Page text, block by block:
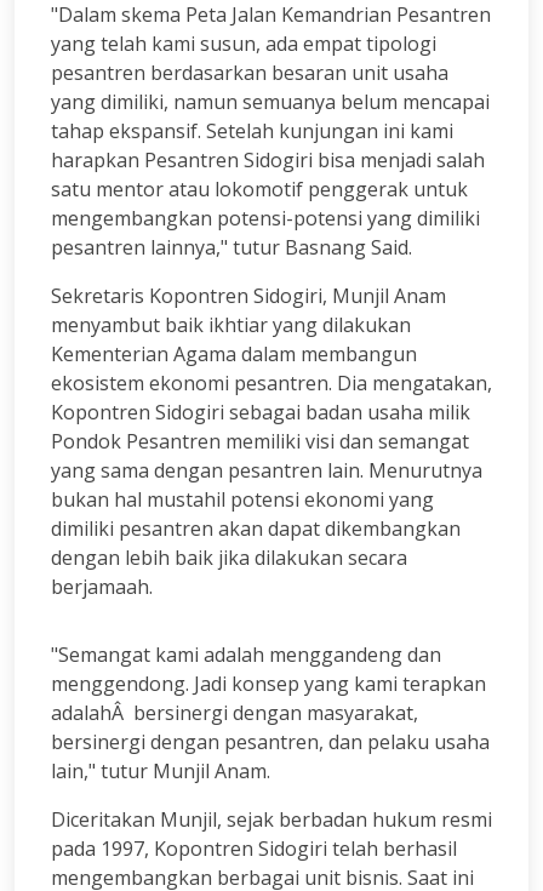
"Dalam skema Peta Jalan Kemandrian Pesantren
yang telah kami susun, ada empat tipologi
pesantren berdasarkan besaran unit usaha
yang dimiliki, namun semuanya belum mencapai
tahap ekspansif. Setelah kunjungan ini kami
harapkan Pesantren Sidogiri bisa menjadi salah
satu mentor atau lokomotif penggerak untuk
mengembangkan potensi-potensi yang dimiliki
pesantren lainnya," tutur Basnang Said.
Sekretaris Kopontren Sidogiri, Munjil Anam
menyambut baik ikhtiar yang dilakukan
Kementerian Agama dalam membangun
ekosistem ekonomi pesantren. Dia mengatakan,
Kopontren Sidogiri sebagai badan usaha milik
Pondok Pesantren memiliki visi dan semangat
yang sama dengan pesantren lain. Menurutnya
bukan hal mustahil potensi ekonomi yang
dimiliki pesantren akan dapat dikembangkan
dengan lebih baik jika dilakukan secara
berjamaah.
"Semangat kami adalah menggandeng dan
menggendong. Jadi konsep yang kami terapkan
adalahÂ bersinergi dengan masyarakat,
bersinergi dengan pesantren, dan pelaku usaha
lain," tutur Munjil Anam.
Diceritakan Munjil, sejak berbadan hukum resmi
pada 1997, Kopontren Sidogiri telah berhasil
mengembangkan berbagai unit bisnis. Saat ini